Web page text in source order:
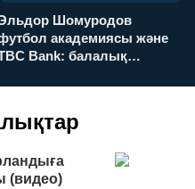
Шомуродов
академиясы және
Bank: балалық
(видео)